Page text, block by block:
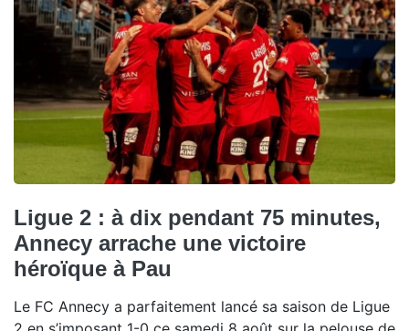
Ligue 2 : à dix pendant 75 minutes,
Annecy arrache une victoire
héroïque à Pau
Le FC Annecy a parfaitement lancé sa saison de Ligue